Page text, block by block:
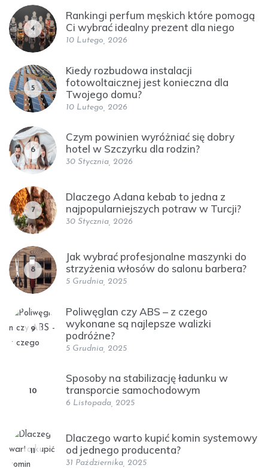
4
Rankingi perfum męskich które pomogą
Ci wybrać idealny prezent dla niego
10 Lutego, 2026
5
Kiedy rozbudowa instalacji
fotowoltaicznej jest konieczna dla
Twojego domu?
10 Lutego, 2026
6
Czym powinien wyróżniać się dobry
hotel w Szczyrku dla rodzin?
30 Stycznia, 2026
7
Dlaczego Adana kebab to jedna z
najpopularniejszych potraw w Turcji?
30 Stycznia, 2026
8
Jak wybrać profesjonalne maszynki do
strzyżenia włosów do salonu barbera?
5 Grudnia, 2025
9
Poliwęglan czy ABS – z czego
wykonane są najlepsze walizki
podróżne?
5 Grudnia, 2025
10
Sposoby na stabilizację ładunku w
transporcie samochodowym
6 Listopada, 2025
11
Dlaczego warto kupić komin systemowy
od jednego producenta?
31 Października, 2025